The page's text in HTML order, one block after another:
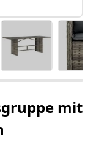
mit